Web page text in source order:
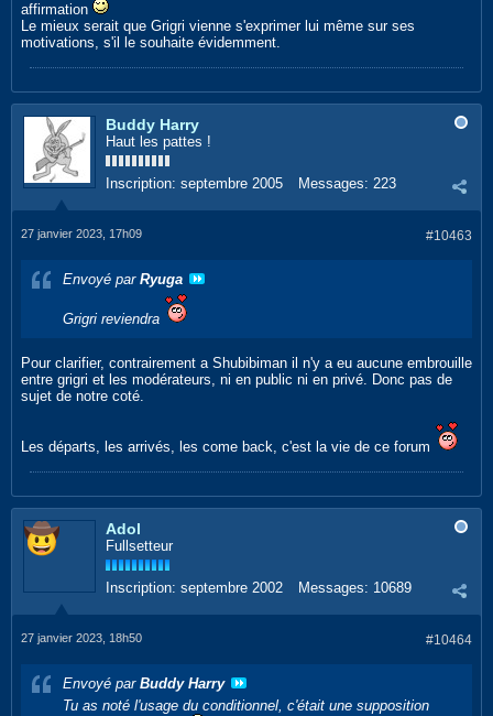
affirmation
Le mieux serait que Grigri vienne s'exprimer lui même sur ses
motivations, s'il le souhaite évidemment.
Buddy Harry
Haut les pattes !
Inscription: septembre 2005 Messages: 223
#10463
27 janvier 2023, 17h09
Envoyé par Ryuga
Grigri reviendra
Pour clarifier, contrairement a Shubibiman il n'y a eu aucune embrouille
entre grigri et les modérateurs, ni en public ni en privé. Donc pas de
sujet de notre coté.
Les départs, les arrivés, les come back, c'est la vie de ce forum
Adol
Fullsetteur
Inscription: septembre 2002 Messages: 10689
#10464
27 janvier 2023, 18h50
Envoyé par Buddy Harry
Tu as noté l'usage du conditionnel, c'était une supposition